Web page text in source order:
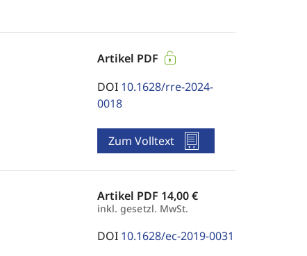
Artikel PDF
DOI 10.1628/rre-2024-
0018
Zum Volltext
Artikel PDF 14,00 €
inkl. gesetzl. MwSt.
DOI 10.1628/ec-2019-0031